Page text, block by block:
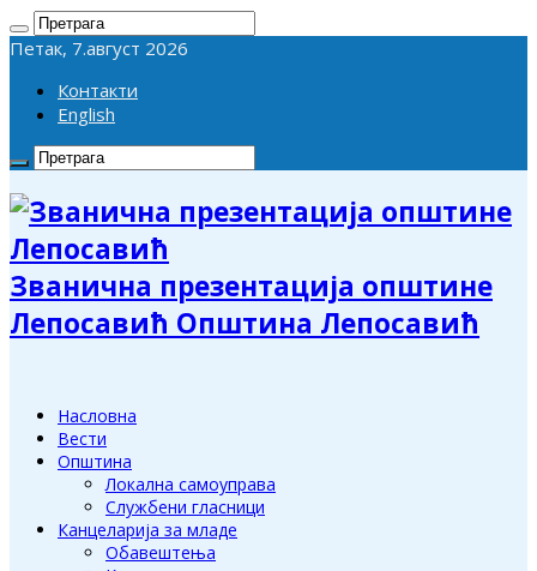
Петак, 7.август 2026
Контакти
English
Званична презентација општине
Лепосавић Општина Лепосавић
Насловна
Вести
Општина
Локална самоуправа
Службени гласници
Канцеларија за младе
Обавештења